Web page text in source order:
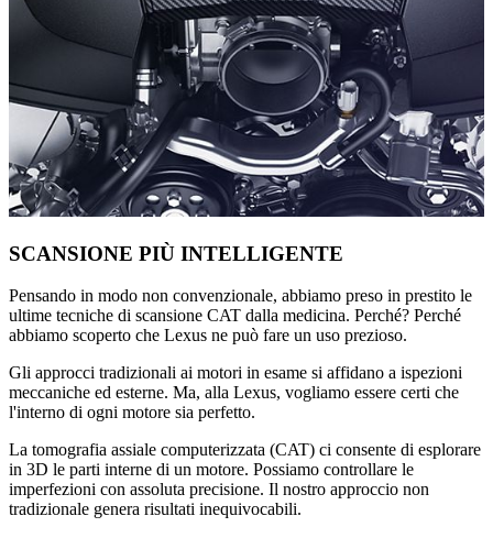
SCANSIONE PIÙ INTELLIGENTE
Pensando in modo non convenzionale, abbiamo preso in prestito le
ultime tecniche di scansione CAT dalla medicina. Perché? Perché
abbiamo scoperto che Lexus ne può fare un uso prezioso.
Gli approcci tradizionali ai motori in esame si affidano a ispezioni
meccaniche ed esterne. Ma, alla Lexus, vogliamo essere certi che
l'interno di ogni motore sia perfetto.
La tomografia assiale computerizzata (CAT) ci consente di esplorare
in 3D le parti interne di un motore. Possiamo controllare le
imperfezioni con assoluta precisione. Il nostro approccio non
tradizionale genera risultati inequivocabili.